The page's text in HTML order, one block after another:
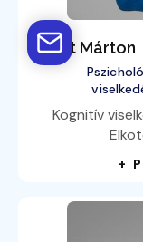
Bálint Márton
Kognitív
+